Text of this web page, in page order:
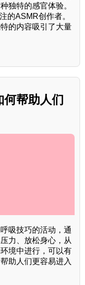
独特的感官体验。
的ASMR创作者。
的内容吸引了大量
帮助人们
吸技巧的活动，通
力、放松身心，从
境中进行，可以有
助人们更容易进入